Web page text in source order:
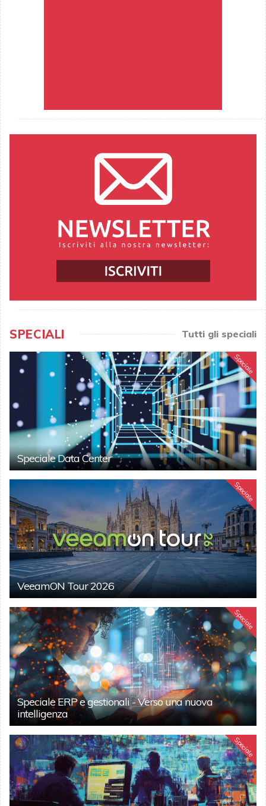
SPECIALI Tutti gli speciali
Speciale
Speciale Data Center
Speciale
VeeamON Tour 2026
Speciale
Speciale ERP e gestionali - Verso una nuova
intelligenza
Speciale